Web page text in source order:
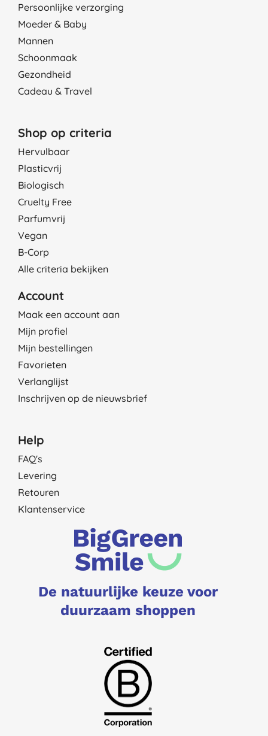
Persoonlijke verzorging
Moeder & Baby
Mannen
Schoonmaak
Gezondheid
Cadeau & Travel
Shop op criteria
Hervulbaar
Plasticvrij
Biologisch
Cruelty Free
Parfumvrij
Vegan
B-Corp
Alle criteria bekijken
Account
Maak een account aan
Mijn profiel
Mijn bestellingen
Favorieten
Verlanglijst
Inschrijven op de nieuwsbrief
Help
FAQ's
Levering
Retouren
Klantenservice
De natuurlijke keuze voor
duurzaam shoppen